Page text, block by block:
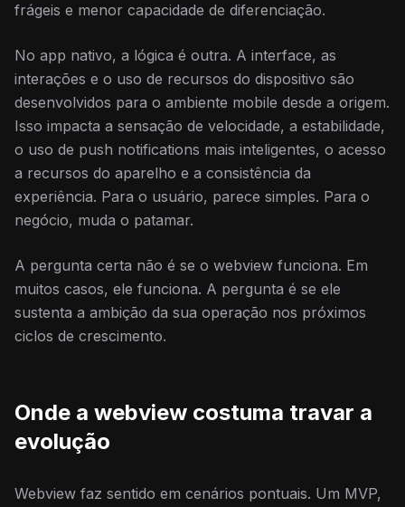
frágeis e menor capacidade de diferenciação.
No app nativo, a lógica é outra. A interface, as
interações e o uso de recursos do dispositivo são
desenvolvidos para o ambiente mobile desde a origem.
Isso impacta a sensação de velocidade, a estabilidade,
o uso de push notifications mais inteligentes, o acesso
a recursos do aparelho e a consistência da
experiência. Para o usuário, parece simples. Para o
negócio, muda o patamar.
A pergunta certa não é se o webview funciona. Em
muitos casos, ele funciona. A pergunta é se ele
sustenta a ambição da sua operação nos próximos
ciclos de crescimento.
Onde a webview costuma travar a
evolução
Webview faz sentido em cenários pontuais. Um MVP,